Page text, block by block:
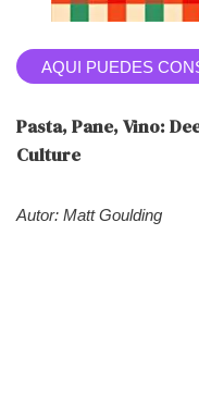
AQUI PUEDES
Pasta, Pane, Vino:
Culture
Autor: Matt Goulding